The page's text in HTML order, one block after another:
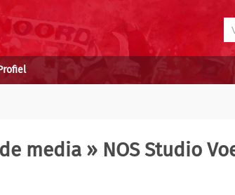
media » NOS Studio